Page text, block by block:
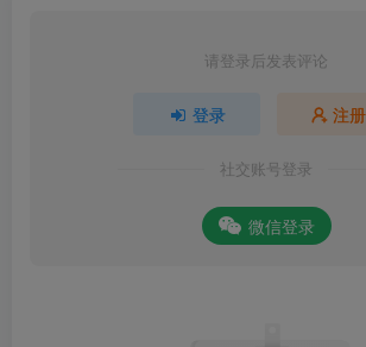
请登录后发表评论
登录 注册
社交账号登录
微信登录